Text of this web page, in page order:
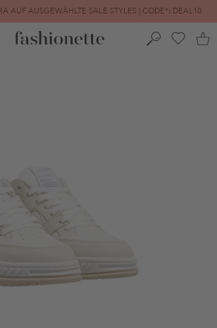
AUF AUSGEWÄHLTE SALE STYLES | CODE*: DEAL10
SALE | BIS ZU -80% REDUZIERT